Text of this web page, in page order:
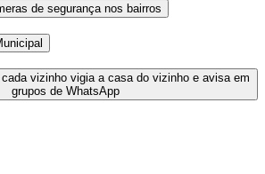
de segurança nos bairros
vizinho vigia a casa do vizinho e avisa em
grupos de WhatsApp